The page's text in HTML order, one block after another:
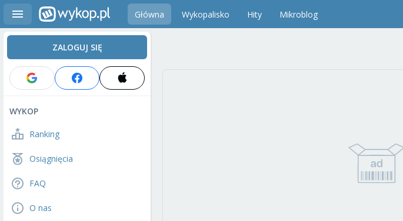
Główna Wykopalisko Hity Mikroblog
ZALOGUJ SIĘ
WYKOP
Ranking
Osiągnięcia
FAQ
O nas